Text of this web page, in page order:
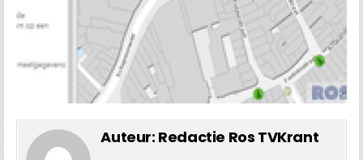
Auteur: Redactie Ros TVKrant